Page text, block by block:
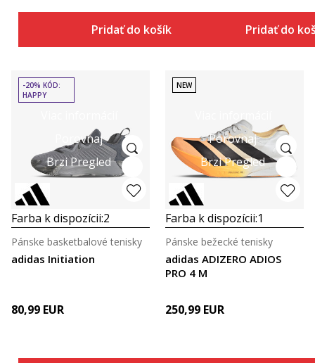
Pridať do košíka Pridať do
Porovnaj
Brzi Pregled
-20% KÓD:
HAPPY
Farba k dispozícii:2
adidas Initiation
Pánske basketbalové tenisky
80,99 EUR
Porovnaj
Brzi Pregled
NEW
Farba k dispozícii:1
adidas ADIZERO ADIOS
PRO 4 M
Pánske bežecké tenisky
250,99 EUR